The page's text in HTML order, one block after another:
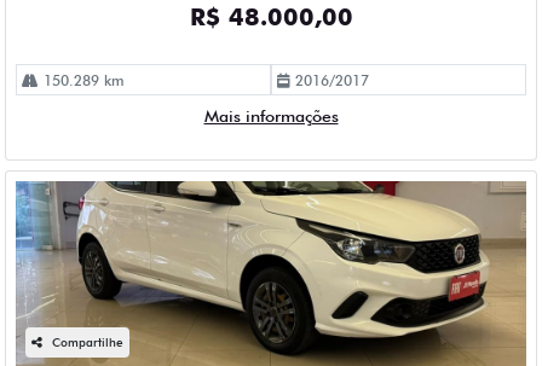
R$ 48.000,00
150.289 km 2016/2017
Mais informações
Compartilhe